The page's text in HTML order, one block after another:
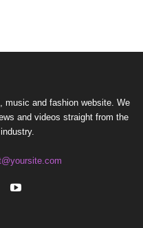
music and fashion website. We
and videos straight from the